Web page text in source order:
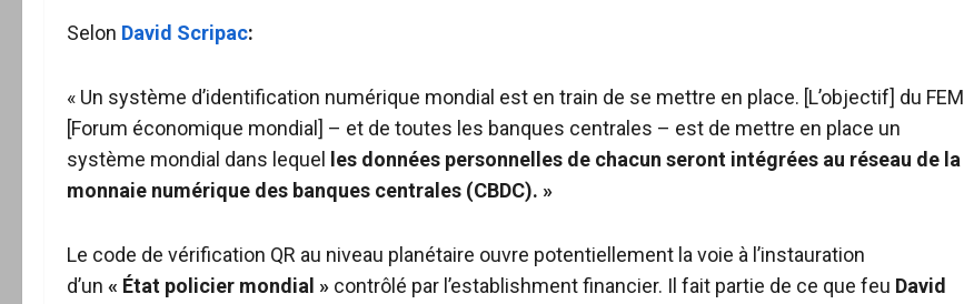
Selon David Scripac:
« Un système d’identification numérique mondial est en train de se mettre en place. [L’objectif] du FEM
[Forum économique mondial] – et de toutes les banques centrales – est de mettre en place un
système mondial dans lequel
les données personnelles de chacun seront intégrées au réseau de la
monnaie numérique des banques centrales (CBDC). »
Le code de vérification QR au niveau planétaire ouvre potentiellement la voie à l’instauration
d’un « État policier mondial » contrôlé par l’establishment financier. Il fait partie de ce que feu David